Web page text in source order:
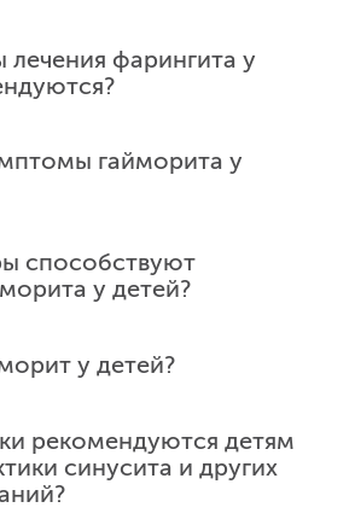
фарингита у
гайморита у
и вокруг глаз, в переносице,
и кашель от стекания слизи в
насморк у ребенка длится
можно заподозрить развитие
способствуют
у детей?
у детей?
рекомендуются детям
синусита и других